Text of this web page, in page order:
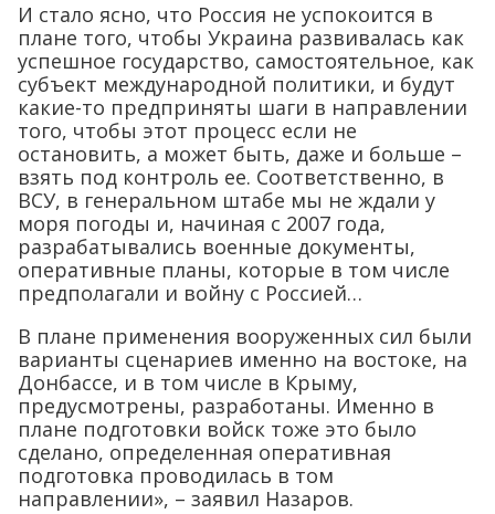
И стало ясно, что Россия не успокоится в
плане того, чтобы Украина развивалась как
успешное государство, самостоятельное, как
субъект международной политики, и будут
какие-то предприняты шаги в направлении
того, чтобы этот процесс если не
остановить, а может быть, даже и больше –
взять под контроль ее. Соответственно, в
ВСУ, в генеральном штабе мы не ждали у
моря погоды и, начиная с 2007 года,
разрабатывались военные документы,
оперативные планы, которые в том числе
предполагали и войну с Россией…
В плане применения вооруженных сил были
варианты сценариев именно на востоке, на
Донбассе, и в том числе в Крыму,
предусмотрены, разработаны. Именно в
плане подготовки войск тоже это было
сделано, определенная оперативная
подготовка проводилась в том
направлении», – заявил Назаров.